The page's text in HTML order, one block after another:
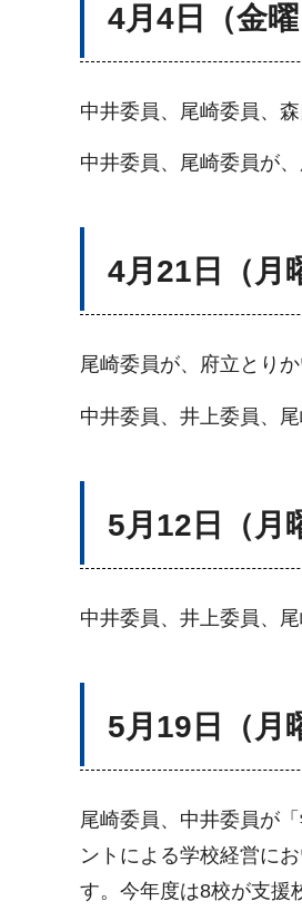
4月4日（金曜
中井委員、尾崎委員、
中井委員、尾崎委員が
4月21日（月
尾崎委員が、府立とり
中井委員、井上委員、
5月12日（月
中井委員、井上委員、
5月19日（月
尾崎委員、中井委員が
ントによる学校経営に
す。今年度は8校が支援